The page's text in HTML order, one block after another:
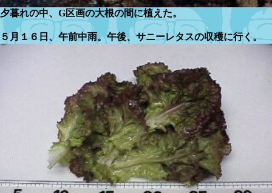
夕暮れの中、G区画の大根の間に植えた。
５月１６日、午前中雨。午後、サニーレタスの収穫に行く。